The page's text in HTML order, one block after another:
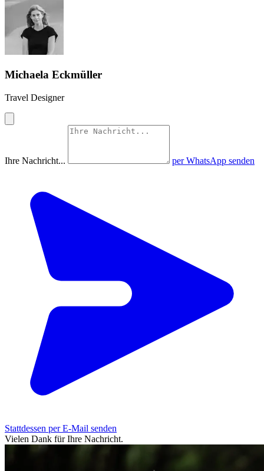
Michaela Eckmüller
Travel Designer
Ihre Nachricht... per WhatsApp senden
Stattdessen per E-Mail senden
Vielen Dank für Ihre Nachricht.